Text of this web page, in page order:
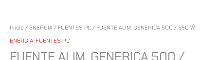
Inicio / ENERGIA / FUENTES PC / FUENTE ALIM. GENERICA 500 / 550 W
ENERGIA, FUENTES PC